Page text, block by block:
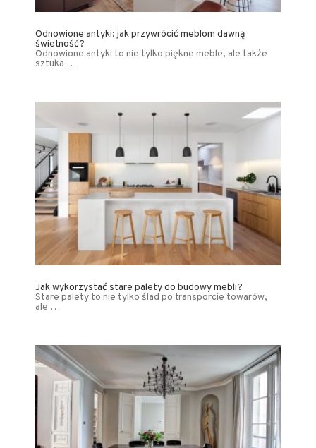
Odnowione antyki: jak przywrócić meblom dawną
świetność?
Odnowione antyki to nie tylko piękne meble, ale także
sztuka …
Jak wykorzystać stare palety do budowy mebli?
Stare palety to nie tylko ślad po transporcie towarów,
ale …